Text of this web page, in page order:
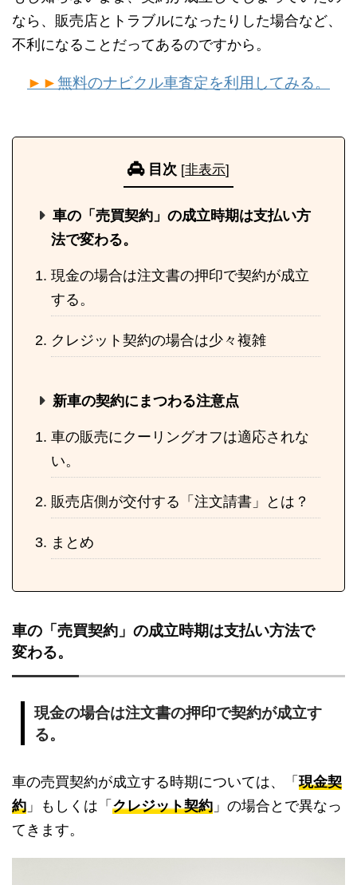
なら、販売店とトラブルになったりした場合など、
不利になることだってあるのですから。
►►無料のナビクル車査定を利用してみる。
目次 [非表示]
車の「売買契約」の成立時期は支払い方
法で変わる。
現金の場合は注文書の押印で契約が成立
する。
クレジット契約の場合は少々複雑
新車の契約にまつわる注意点
車の販売にクーリングオフは適応されな
い。
販売店側が交付する「注文請書」とは？
まとめ
車の「売買契約」の成立時期は支払い方法で
変わる。
現金の場合は注文書の押印で契約が成立す
る。
車の売買契約が成立する時期については、「 現金契
約 」もしくは「 クレジット契約 」の場合とで異なっ
てきます。